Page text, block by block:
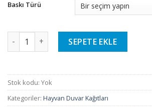
Baskı Türü
Hayvan Duvar Kağıtları - 37 adet
SEPETE EKLE
Stok kodu: Yok
Kategoriler: Hayvan Duvar Kağıtları